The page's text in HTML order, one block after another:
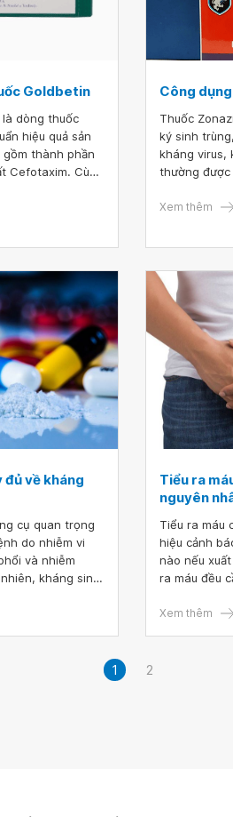
Goldbetin
dòng thuốc
hiệu quả sản
thành phần
Cefotaxim. Cùng
bài viết sau
Công
Thuốc
ký sinh
kháng virus,
thường
các vi khuẩn
Xem thêm
đủ về kháng
cụ quan trọng
do nhiễm vi
và nhiễm
kháng sinh
cảm lạnh hay
tai.
Tiểu ra
nguyên
Tiểu ra máu
hiệu cảnh
nào nếu
ra máu đều
Xem thêm
1 2